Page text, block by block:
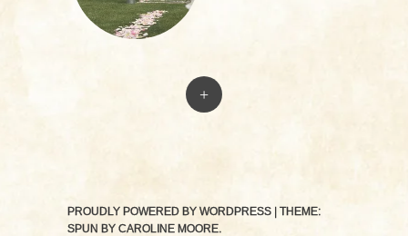
+
PROUDLY POWERED BY WORDPRESS
THEME:
SPUN BY CAROLINE MOORE.